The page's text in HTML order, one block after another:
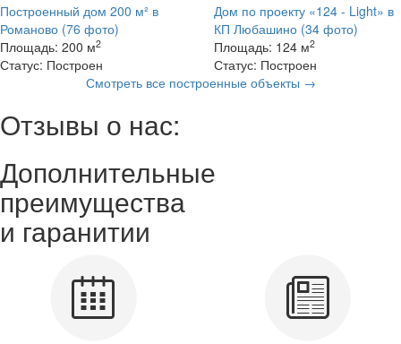
Построенный дом 200 м² в
Романово (76 фото)
Площадь: 200 м2
Статус: Построен
Дом по проекту «124 - Light» в
КП Любашино (34 фото)
Площадь: 124 м2
Статус: Построен
Смотреть все построенные объекты →
Отзывы о нас:
Дополнительные
преимущества
и гаранитии